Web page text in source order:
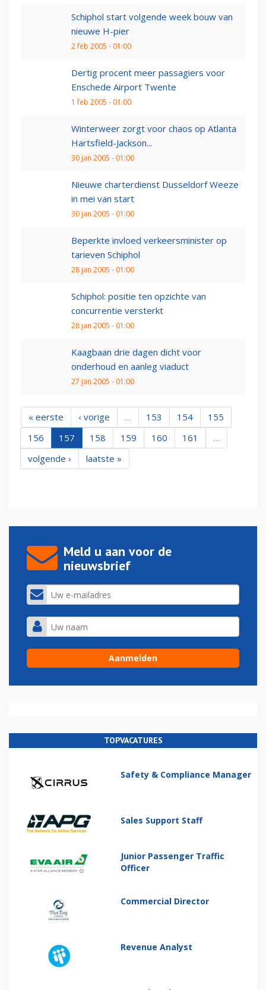
Schiphol start volgende week bouw van
nieuwe H-pier
2 feb 2005 - 01:00
Dertig procent meer passagiers voor
Enschede Airport Twente
1 feb 2005 - 01:00
Winterweer zorgt voor chaos op Atlanta
Hartsfield-Jackson...
30 jan 2005 - 01:00
Nieuwe charterdienst Dusseldorf Weeze
in mei van start
30 jan 2005 - 01:00
Beperkte invloed verkeersminister op
tarieven Schiphol
28 jan 2005 - 01:00
Schiphol: positie ten opzichte van
concurrentie versterkt
28 jan 2005 - 01:00
Kaagbaan drie dagen dicht voor
onderhoud en aanleg viaduct
27 jan 2005 - 01:00
« eerste ‹ vorige … 153 154
155
156
157 158 159 160 161
…
volgende ›
laatste »
Meld u aan voor de
nieuwsbrief
TOPVACATURES
Safety & Compliance Manager
Sales Support Staff
Junior Passenger Traffic
Officer
Commercial Director
Revenue Analyst